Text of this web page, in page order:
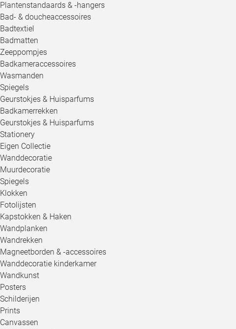
Plantenstandaards & -hangers
Bad- & doucheaccessoires
Badtextiel
Badmatten
Zeeppompjes
Badkameraccessoires
Wasmanden
Spiegels
Geurstokjes & Huisparfums
Badkamerrekken
Geurstokjes & Huisparfums
Stationery
Eigen Collectie
Wanddecoratie
Muurdecoratie
Spiegels
Klokken
Fotolijsten
Kapstokken & Haken
Wandplanken
Wandrekken
Magneetborden & -accessoires
Wanddecoratie kinderkamer
Wandkunst
Posters
Schilderijen
Prints
Canvassen